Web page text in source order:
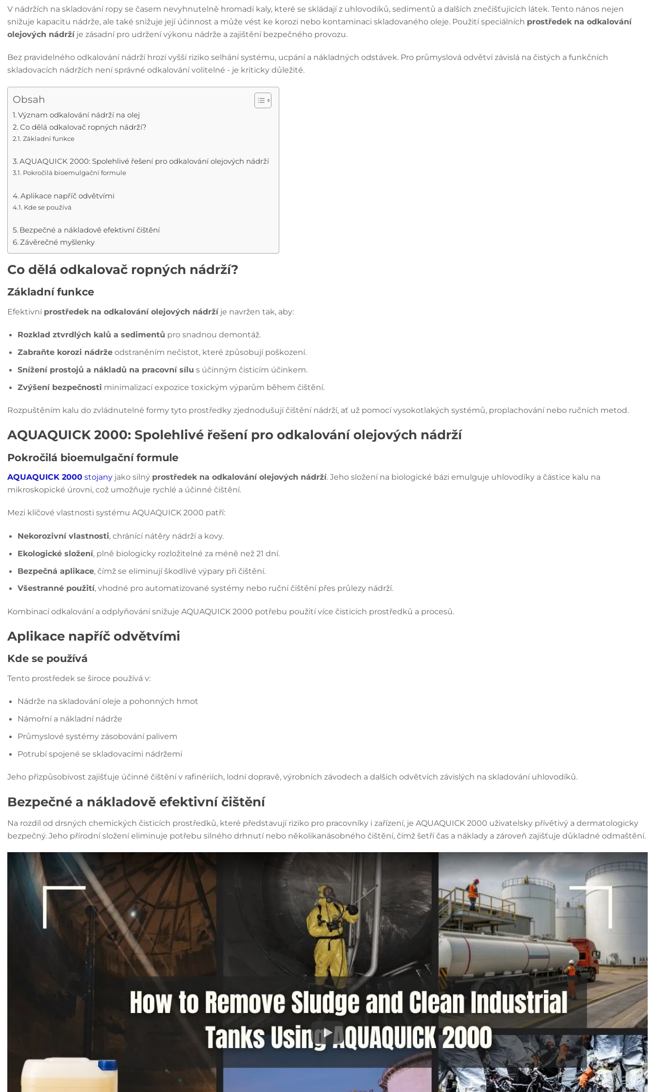
V nádržích na skladování ropy se časem nevyhnutelně hromadí kaly, které se skládají z uhlovodíků, sedimentů a dalších znečišťujících látek. Tento nános nejen
snižuje kapacitu nádrže, ale také snižuje její účinnost a může vést ke korozi nebo kontaminaci skladovaného oleje. Použití speciálních prostředek na odkalování
olejových nádržíje zásadní pro udržení výkonu nádrže a zajištění bezpečného provozu.
Bez pravidelného odkalování nádrží hrozí vyšší riziko selhání systému, ucpání a nákladných odstávek. Pro průmyslová odvětví závislá na čistých a funkčních
skladovacích nádržích není správné odkalování volitelné - je kriticky důležité.
Obsah
Význam odkalování nádrží na olej
Co dělá odkalovač ropných nádrží?
Základní funkce
AQUAQUICK 2000: Spolehlivé řešení pro odkalování olejových nádrží
Pokročilá bioemulgační formule
Aplikace napříč odvětvími
Kde se používá
Bezpečné a nákladově efektivní čištění
Závěrečné myšlenky
Co dělá odkalovač ropných nádrží?
Základní funkce
Efektivní prostředek na odkalování olejových nádržíje navržen tak, aby:
Rozklad ztvrdlých kalů a sedimentů pro snadnou demontáž.
Zabraňte korozi nádrže odstraněním nečistot, které způsobují poškození.
Snížení prostojů a nákladů na pracovní sílu s účinným čisticím účinkem.
Zvýšení bezpečnosti minimalizací expozice toxickým výparům během čištění.
Rozpuštěním kalu do zvládnutelné formy tyto prostředky zjednodušují čištění nádrží, ať už pomocí vysokotlakých systémů, proplachování nebo ručních metod.
AQUAQUICK 2000: Spolehlivé řešení pro odkalování olejových nádrží
Pokročilá bioemulgační formule
AQUAQUICK 2000 stojany jako silný prostředek na odkalování olejových nádrží. Jeho složení na biologické bázi emulguje uhlovodíky a částice kalu na
mikroskopické úrovni, což umožňuje rychlé a účinné čištění.
Mezi klíčové vlastnosti systému AQUAQUICK 2000 patří:
Nekorozivní vlastnosti, chránící nátěry nádrží a kovy.
Ekologické složení, plně biologicky rozložitelné za méně než 21 dní.
Bezpečná aplikace, čímž se eliminují škodlivé výpary při čištění.
Všestranné použití, vhodné pro automatizované systémy nebo ruční čištění přes průlezy nádrží.
Kombinací odkalování a odplyňování snižuje AQUAQUICK 2000 potřebu použití více čisticích prostředků a procesů.
Aplikace napříč odvětvími
Kde se používá
Tento prostředek se široce používá v:
Nádrže na skladování oleje a pohonných hmot
Námořní a nákladní nádrže
Průmyslové systémy zásobování palivem
Potrubí spojené se skladovacími nádržemi
Jeho přizpůsobivost zajišťuje účinné čištění v rafinériích, lodní dopravě, výrobních závodech a dalších odvětvích závislých na skladování uhlovodíků.
Bezpečné a nákladově efektivní čištění
Na rozdíl od drsných chemických čisticích prostředků, které představují riziko pro pracovníky i zařízení, je AQUAQUICK 2000 uživatelsky přívětivý a dermatologicky
bezpečný. Jeho přírodní složení eliminuje potřebu silného drhnutí nebo několikanásobného čištění, čímž šetří čas a náklady a zároveň zajišťuje důkladné odmaštění.